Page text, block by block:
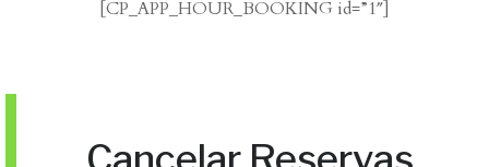
[CP_APP_HOUR_BOOKING id=”1″]